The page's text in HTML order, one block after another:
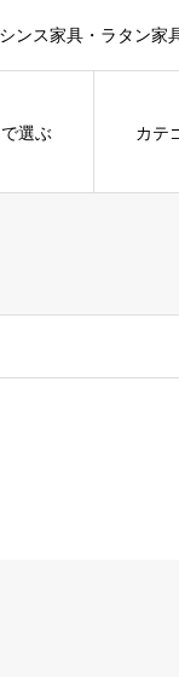
ンス家具・ラタン
選ぶ カテ